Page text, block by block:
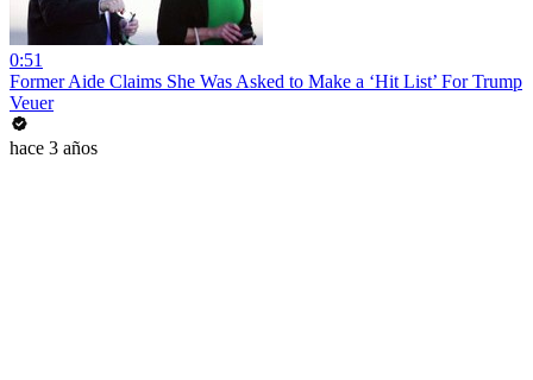
0:51
Former Aide Claims She Was Asked to Make a ‘Hit List’ For Trump
Veuer
hace 3 años